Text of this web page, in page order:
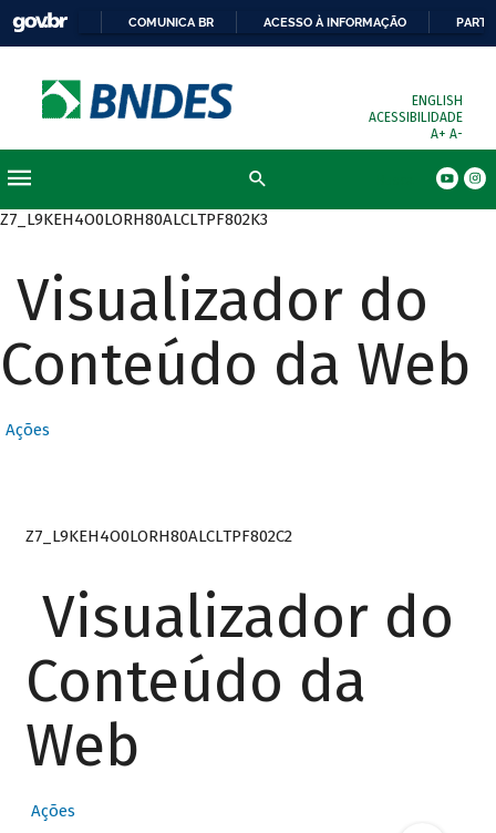
COMUNICA BR ACESSO À INFORMAÇÃO
ENGLISH
ACESSIBILIDADE
A+ A-
Z7_L9KEH4O0LORH80ALCLTPF802K3
Visualizador do
Conteúdo da Web
Ações
Z7_L9KEH4O0LORH80ALCLTPF802C2
Visualizador do
Conteúdo da
Web
Ações